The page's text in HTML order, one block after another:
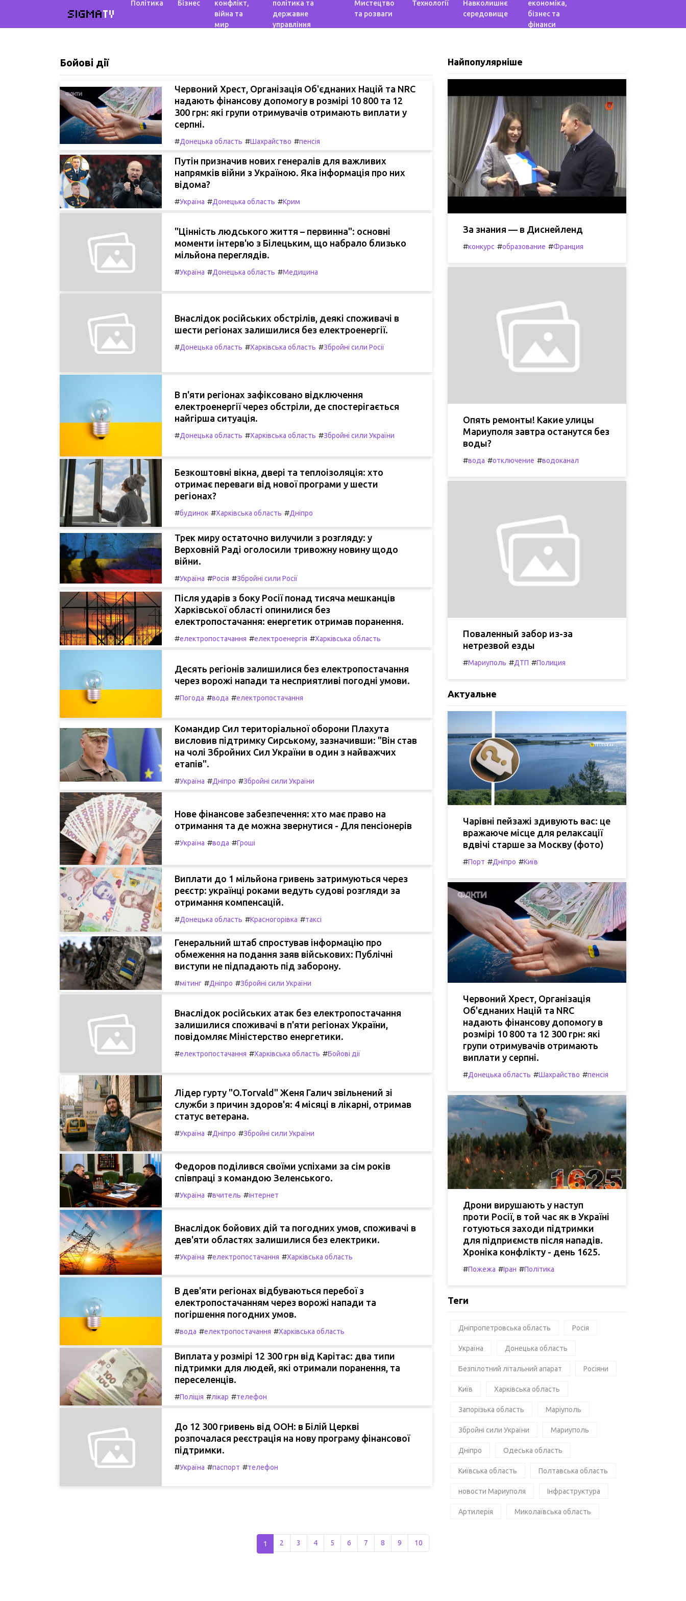
SIGMATV
Політика Бізнес
конфлікт,
війна та
мир
політика та
державне
управління
Мистецтво
та розваги
Технології
Навколишнє
середовище
економіка,
бізнес та
фінанси
Бойові дії
Червоний Хрест, Організація Об'єднаних Націй та NRC
надають фінансову допомогу в розмірі 10 800 та 12
300 грн: які групи отримувачів отримають виплати у
серпні.
#Донецька область #Шахрайство #пенсія
Путін призначив нових генералів для важливих
напрямків війни з Україною. Яка інформація про них
відома?
#Україна #Донецька область #Крим
"Цінність людського життя – первинна": основні
моменти інтерв'ю з Білецьким, що набрало близько
мільйона переглядів.
#Україна #Донецька область #Медицина
Внаслідок російських обстрілів, деякі споживачі в
шести регіонах залишилися без електроенергії.
#Донецька область #Харківська область #Збройні сили Росії
В п'яти регіонах зафіксовано відключення
електроенергії через обстріли, де спостерігається
найгірша ситуація.
#Донецька область #Харківська область #Збройні сили України
Безкоштовні вікна, двері та теплоізоляція: хто
отримає переваги від нової програми у шести
регіонах?
#будинок #Харківська область #Дніпро
Трек миру остаточно вилучили з розгляду: у
Верховній Раді оголосили тривожну новину щодо
війни.
#Україна #Росія #Збройні сили Росії
Після ударів з боку Росії понад тисяча мешканців
Харківської області опинилися без
електропостачання: енергетик отримав поранення.
#електропостачання #електроенергія #Харківська область
Десять регіонів залишилися без електропостачання
через ворожі напади та несприятливі погодні умови.
#Погода #вода #електропостачання
Командир Сил територіальної оборони Плахута
висловив підтримку Сирському, зазначивши: "Він став
на чолі Збройних Сил України в один з найважчих
етапів".
#Україна #Дніпро #Збройні сили України
Нове фінансове забезпечення: хто має право на
отримання та де можна звернутися - Для пенсіонерів
#Україна #вода #Гроші
Виплати до 1 мільйона гривень затримуються через
реєстр: українці роками ведуть судові розгляди за
отримання компенсацій.
#Донецька область #Красногорівка #таксі
Генеральний штаб спростував інформацію про
обмеження на подання заяв військових: Публічні
виступи не підпадають під заборону.
#мітинг #Дніпро #Збройні сили України
Внаслідок російських атак без електропостачання
залишилися споживачі в п'яти регіонах України,
повідомляє Міністерство енергетики.
#електропостачання #Харківська область #Бойові дії
Лідер гурту "O.Torvald" Женя Галич звільнений зі
служби з причин здоров'я: 4 місяці в лікарні, отримав
статус ветерана.
#Україна #Дніпро #Збройні сили України
Федоров поділився своїми успіхами за сім років
співпраці з командою Зеленського.
#Україна #вчитель #інтернет
Внаслідок бойових дій та погодних умов, споживачі в
дев'яти областях залишилися без електрики.
#Україна #електропостачання #Харківська область
В дев'яти регіонах відбуваються перебої з
електропостачанням через ворожі напади та
погіршення погодних умов.
#вода #електропостачання #Харківська область
Виплата у розмірі 12 300 грн від Карітас: два типи
підтримки для людей, які отримали поранення, та
переселенців.
#Поліція #лікар #телефон
До 12 300 гривень від ООН: в Білій Церкві
розпочалася реєстрація на нову програму фінансової
підтримки.
#Україна #паспорт #телефон
Найпопулярніше
За знания — в Диснейленд
#конкурс #образование #Франция
Опять ремонты! Какие улицы
Мариуполя завтра останутся без
воды?
#вода #отключение #водоканал
Поваленный забор из-за
нетрезвой езды
#Мариуполь #ДТП #Полиция
Актуальне
Чарівні пейзажі здивують вас: це
вражаюче місце для релаксації
вдвічі старше за Москву (фото)
#Порт #Дніпро #Київ
Червоний Хрест, Організація
Об'єднаних Націй та NRC
надають фінансову допомогу в
розмірі 10 800 та 12 300 грн: які
групи отримувачів отримають
виплати у серпні.
#Донецька область #Шахрайство #пенсія
Дрони вирушають у наступ
проти Росії, в той час як в Україні
готуються заходи підтримки
для підприємств після нападів.
Хроніка конфлікту - день 1625.
#Пожежа #Іран #Політика
Теги
Дніпропетровська область Росія
Україна Донецька область
Безпілотний літальний апарат Росіяни
Київ Харківська область
Запорізька область Маріуполь
Збройні сили України Мариуполь
Дніпро Одеська область
Київська область Полтавська область
новости Мариуполя Інфраструктура
Артилерія Миколаївська область
1 2 3 4 5 6 7 8 9 10